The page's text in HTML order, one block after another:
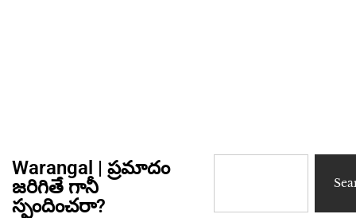
Warangal | ప్ర‌మాదం
జ‌రిగితే గానీ
స్పందించ‌రా?